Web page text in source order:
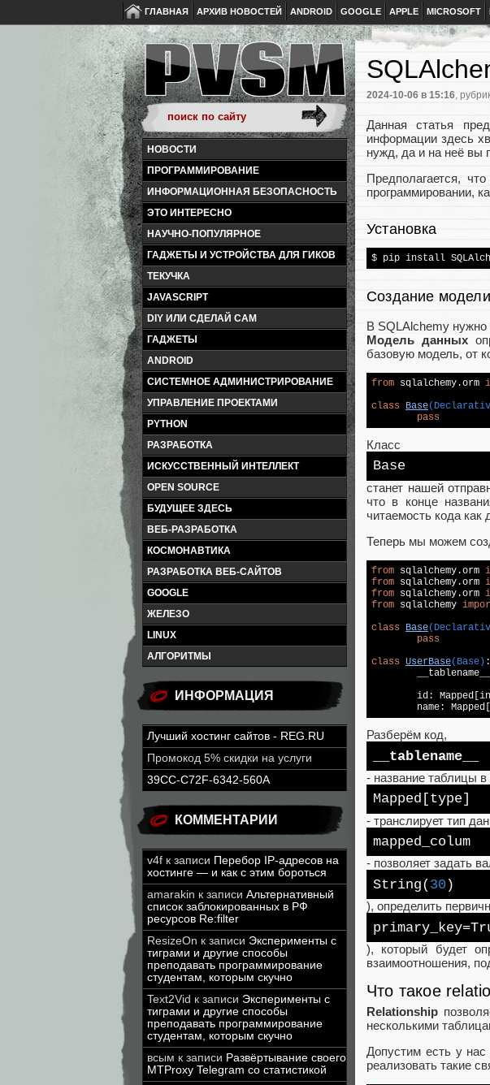
ГЛАВНАЯ АРХИВ НОВОСТЕЙ ANDROID GOOGLE APPLE MICROSOFT
НОВОСТИ
ПРОГРАММИРОВАНИЕ
ИНФОРМАЦИОННАЯ БЕЗОПАСНОСТЬ
ЭТО ИНТЕРЕСНО
НАУЧНО-ПОПУЛЯРНОЕ
ГАДЖЕТЫ И УСТРОЙСТВА ДЛЯ ГИКОВ
ТЕКУЧКА
JAVASCRIPT
DIY ИЛИ СДЕЛАЙ САМ
ГАДЖЕТЫ
ANDROID
СИСТЕМНОЕ АДМИНИСТРИРОВАНИЕ
УПРАВЛЕНИЕ ПРОЕКТАМИ
PYTHON
РАЗРАБОТКА
ИСКУССТВЕННЫЙ ИНТЕЛЛЕКТ
OPEN SOURCE
БУДУЩЕЕ ЗДЕСЬ
ВЕБ-РАЗРАБОТКА
КОСМОНАВТИКА
РАЗРАБОТКА ВЕБ-САЙТОВ
GOOGLE
ЖЕЛЕЗО
LINUX
АЛГОРИТМЫ
ИНФОРМАЦИЯ
Лучший хостинг сайтов - REG.RU
Промокод 5% скидки на услуги
39CC-C72F-6342-560A
КОММЕНТАРИИ
v4f к записи Перебор IP-адресов на
хостинге — и как с этим бороться
amarakin к записи Альтернативный
список заблокированных в РФ
ресурсов Re:filter
ResizeOn к записи Эксперименты с
тиграми и другие способы
преподавать программирование
студентам, которым скучно
Text2Vid к записи Эксперименты с
тиграми и другие способы
преподавать программирование
студентам, которым скучно
всым к записи Развёртывание своего
MTProxy Telegram со статистикой
2024-10-06 в 15:16,
Данная статья
информации здесь
нужд, да и на неё вы
Предполагается,
программировании,
Установка
$ pip install
Создание
В SQLAlchemy нужно
Модель данных
базовую модель, от
from sqlalchemy.orm
class
Base
pass
Класс
Base
станет нашей
что в конце
читаемость кода как
Теперь мы можем
from sqlalchemy.orm
from sqlalchemy.orm
from sqlalchemy.orm
from sqlalchemy
class
Base
pass
class UserBase(Base) :
id:
name:
Разберём код,
__tablename__
- название таблицы
Mapped[type]
- транслирует тип
mapped_colum
- позволяет задать
String(30)
), определить
primary_key=
), который будет
взаимоотношения,
Что такое
Relationship
несколькими
Допустим есть у
реализовать такие